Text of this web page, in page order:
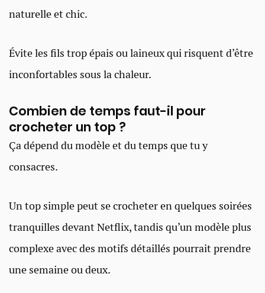
naturelle et chic.
Évite les fils trop épais ou laineux qui risquent d’être
inconfortables sous la chaleur.
Combien de temps faut-il pour
crocheter un top ?
Ça dépend du modèle et du temps que tu y
consacres.
Un top simple peut se crocheter en quelques soirées
tranquilles devant Netflix, tandis qu’un modèle plus
complexe avec des motifs détaillés pourrait prendre
une semaine ou deux.